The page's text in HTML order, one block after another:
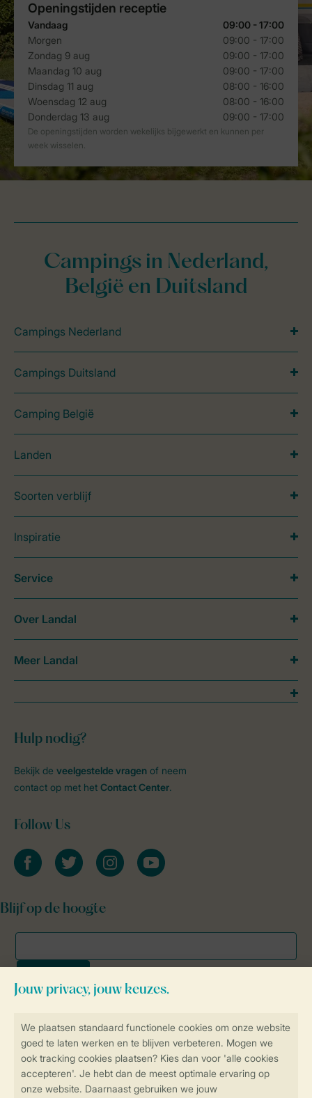
Veilig en snel online boeken
SSL certificaat
Veilige gegevensoverdracht
Campings in Nederland,
België en Duitsland
Campings Nederland
Campings Duitsland
Camping België
Landen
Soorten verblijf
Inspiratie
Hulp nodig?
Bekijk de veelgestelde vragen of neem
contact op met het Contact Center.
Follow Us
facebooktwitter instagramyoutube
Blijf op de hoogte
Service
Over Landal
Meer Landal